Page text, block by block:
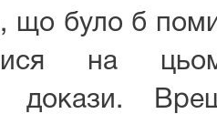
що було б
на
докази.